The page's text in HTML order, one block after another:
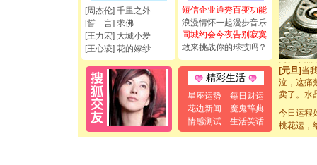
[周杰伦] 千里之外
[誓 言] 求佛
[王力宏] 大城小爱
[王心凌] 花的嫁纱
短信企业通秀百变功能
浪漫情怀一起漫步音乐
同城约会今夜告别寂寞
敢来挑战你的球技吗？
精彩生活
星座运势
每日财运
花边新闻
魔鬼辞典
情感测试
生活笑话
断电。爱
你是我专
[元旦]如
起；二是
离。水晶
[元旦]当
泣，这痛
卖了。水
[春节]
风
颜！冬去
道一声平
[春节]传
今日运程
桃花运，